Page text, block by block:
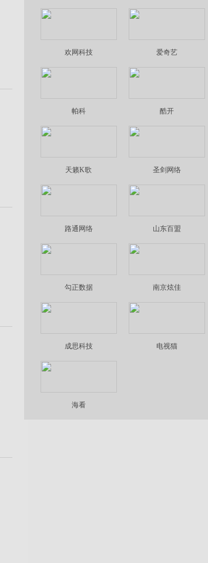
欢网科技 爱奇艺
帕科 酷开
天籁K歌 圣剑网络
路通网络 山东百盟
勾正数据 南京炫佳
成思科技 电视猫
海看